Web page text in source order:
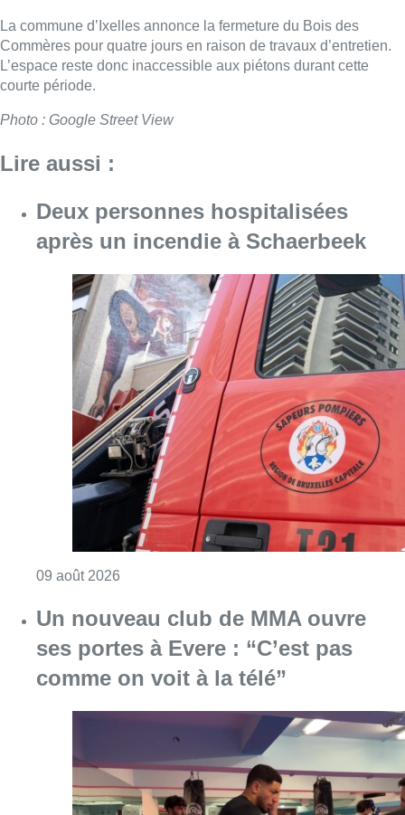
La commune d’Ixelles annonce la fermeture du Bois des
Commères pour quatre jours en raison de travaux d’entretien.
L’espace reste donc inaccessible aux piétons durant cette
courte période.
Photo : Google Street View
Lire aussi :
Deux personnes hospitalisées
après un incendie à Schaerbeek
09 août 2026
Un nouveau club de MMA ouvre
ses portes à Evere : “C’est pas
comme on voit à la télé”